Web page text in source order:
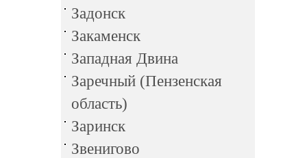
Задонск
Закаменск
Западная Двина
Заречный (Пензенская
область)
Заринск
Звенигово